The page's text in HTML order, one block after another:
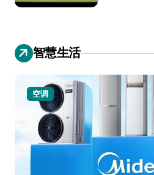
智慧生活
空调